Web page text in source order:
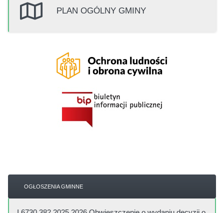
PLAN OGÓLNY GMINY
OGŁOSZENIA GMINNE